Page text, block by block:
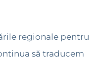
regionale pentru
să traducem